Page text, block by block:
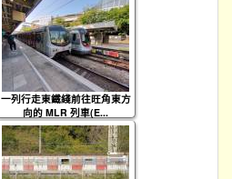
一列行走東鐵綫前往旺角東方
向的 MLR 列車(E...